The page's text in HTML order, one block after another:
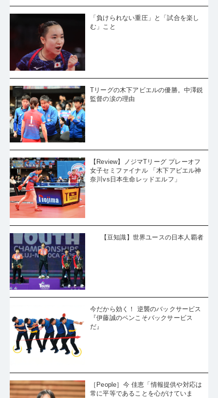
「負けられない重圧」と「試合を楽し
む」こと
Tリーグの木下アビエルの優勝。中澤鋭
監督の涙の理由
【Review】ノジマTリーグ プレーオフ
女子セミファイナル 「木下アビエル神
奈川vs日本生命レッドエルフ」
【豆知識】世界ユースの日本人覇者
今だから効く！ 逆襲のバックサービス
『伊藤誠のペンこそバックサービス
だ』
［People］今 佳恵「情報提供や対応は
常に平等であることを心がけていま